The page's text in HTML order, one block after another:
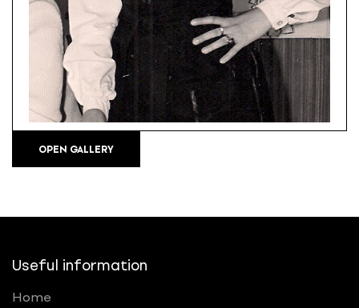
OPEN GALLERY
Useful information
Home